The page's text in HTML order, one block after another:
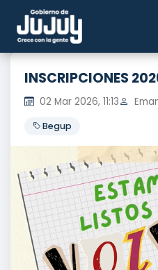
INSCRIPCIONES
02 Mar 2026, 11:13
Begup